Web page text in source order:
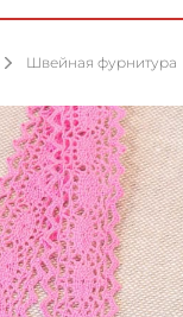
Швейная фурнитура